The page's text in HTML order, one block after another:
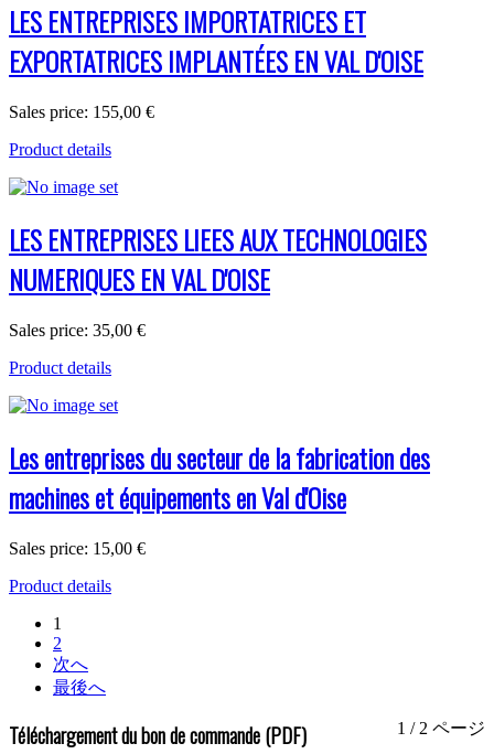
LES ENTREPRISES IMPORTATRICES ET
EXPORTATRICES IMPLANTÉES EN VAL D'OISE
Sales price: 155,00 €
Product details
LES ENTREPRISES LIEES AUX TECHNOLOGIES
NUMERIQUES EN VAL D'OISE
Sales price: 35,00 €
Product details
Les entreprises du secteur de la fabrication des
machines et équipements en Val d'Oise
Sales price: 15,00 €
Product details
1
2
次へ
最後へ
1 / 2 ページ
Téléchargement du bon de commande (PDF)